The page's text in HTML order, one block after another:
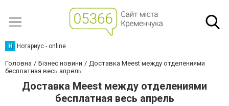
Н Нотариус - online
Головна Бізнес новини
Доставка Meest между отделениями
бесплатная весь апрель
Доставка Meest между отделениями
бесплатная весь апрель